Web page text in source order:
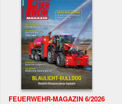
FEUERWEHR-MAGAZIN 6/2026